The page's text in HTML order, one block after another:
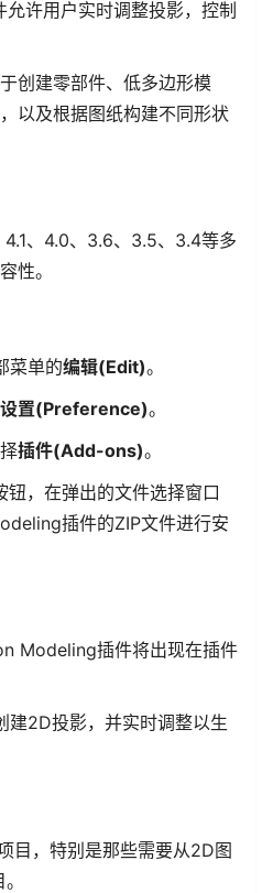
允许用户实时调整投影，控制
创建零部件、低多边形模
以及根据图纸构建不同形状
、4.0、3.6、3.5、3.4等多
性。
菜单的编辑(Edit)。
置(Preference)。
插件(Add-ons)。
，在弹出的文件选择窗口
插件的ZIP文件进行安
Modeling插件将出现在插件
建2D投影，并实时调整以生
目，特别是那些需要从2D图